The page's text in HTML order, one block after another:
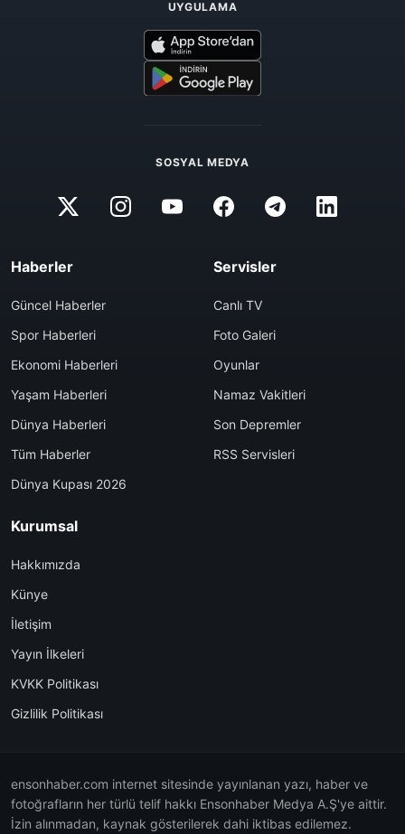
UYGULAMA
SOSYAL MEDYA
Haberler
Güncel Haberler
Spor Haberleri
Ekonomi Haberleri
Yaşam Haberleri
Dünya Haberleri
Tüm Haberler
Dünya Kupası 2026
Servisler
Canlı TV
Foto Galeri
Oyunlar
Namaz Vakitleri
Son Depremler
RSS Servisleri
Kurumsal
Hakkımızda
Künye
İletişim
Yayın İlkeleri
KVKK Politikası
Gizlilik Politikası
ensonhaber.com internet sitesinde yayınlanan yazı, haber ve
fotoğrafların her türlü telif hakkı Ensonhaber Medya A.Ş'ye aittir.
İzin alınmadan, kaynak gösterilerek dahi iktibas edilemez.